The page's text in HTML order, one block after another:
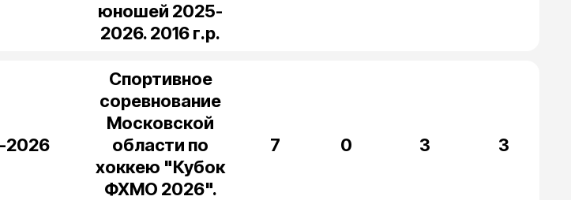
юношей 2025-
2026. 2016 г.р.
2026
Спортивное
соревнование
Московской
области по
хоккею "Кубок
ФХМО 2026".
7 0 3 3